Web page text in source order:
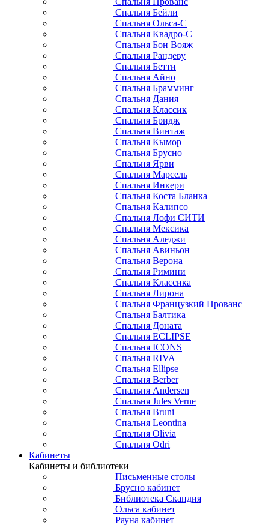
Спальня Бейли
Спальня Ольса-С
Спальня Квадро-С
Спальня Бон Вояж
Спальня Рандеву
Спальня Бетти
Спальня Айно
Спальня Брамминг
Спальня Дания
Спальня Классик
Спальня Бридж
Спальня Винтаж
Спальня Кымор
Спальня Брусно
Спальня Ярви
Спальня Марсель
Спальня Инкери
Спальня Коста Бланка
Спальня Калипсо
Спальня Лофи СИТИ
Спальня Мексика
Спальня Аледжи
Спальня Авиньон
Спальня Верона
Спальня Римини
Спальня Классика
Спальня Лирона
Спальня Французкий Прованс
Спальня Балтика
Спальня Доната
Спальня ECLIPSE
Спальня ICONS
Спальня RIVA
Спальня Ellipse
Спальня Berber
Спальня Andersen
Спальня Jules Verne
Спальня Bruni
Спальня Leontina
Спальня Olivia
Спальня Odri
Кабинеты
Кабинеты и библиотеки
Письменные столы
Брусно кабинет
Библиотека Скандия
Ольса кабинет
Рауна кабинет